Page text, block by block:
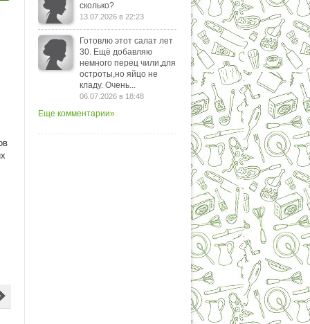
сколько?
13.07.2026 в 22:23
Готовлю этот салат лет
30. Ещё добавляю
немного перец чили,для
остроты,но яйцо не
кладу. Очень...
06.07.2026 в 18:48
Еще комментарии»